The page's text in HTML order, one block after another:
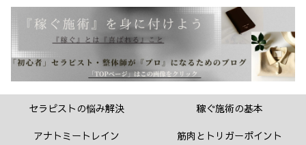
セラピストの悩み解決
稼ぐ施術の基本
アナトミートレイン
筋肉とトリガーポイント